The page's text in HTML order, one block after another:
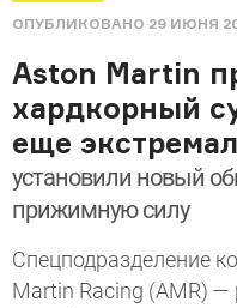
ОПУБЛИКОВАНО 29 ИЮНЯ
Aston Martin
хардкорный
еще
установили новый
прижимную силу
Спецподразделение
Martin Racing (AMR)